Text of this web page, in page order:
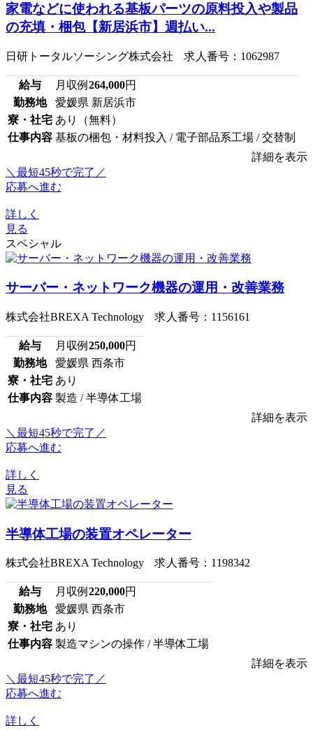
家電などに使われる基板パーツの原料投入や製品
の充填・梱包【新居浜市】週払い...
日研トータルソーシング株式会社 求人番号：1062987
給与 月収例 264,000円
勤務地
愛媛県 新居浜市
寮・社宅 あり（無料）
仕事内容 基板の梱包・材料投入 / 電子部品系工場 / 交替制
詳細を表示
＼最短45秒で完了／
応募へ進む
詳しく
見る
スペシャル
サーバー・ネットワーク機器の運用・改善業務
株式会社BREXA Technology 求人番号：1156161
給与 月収例 250,000円
勤務地
愛媛県 西条市
寮・社宅 あり
仕事内容 製造 / 半導体工場
詳細を表示
＼最短45秒で完了／
応募へ進む
詳しく
見る
半導体工場の装置オペレーター
株式会社BREXA Technology 求人番号：1198342
給与 月収例 220,000円
勤務地
愛媛県 西条市
寮・社宅 あり
仕事内容 製造マシンの操作 / 半導体工場
詳細を表示
＼最短45秒で完了／
応募へ進む
詳しく